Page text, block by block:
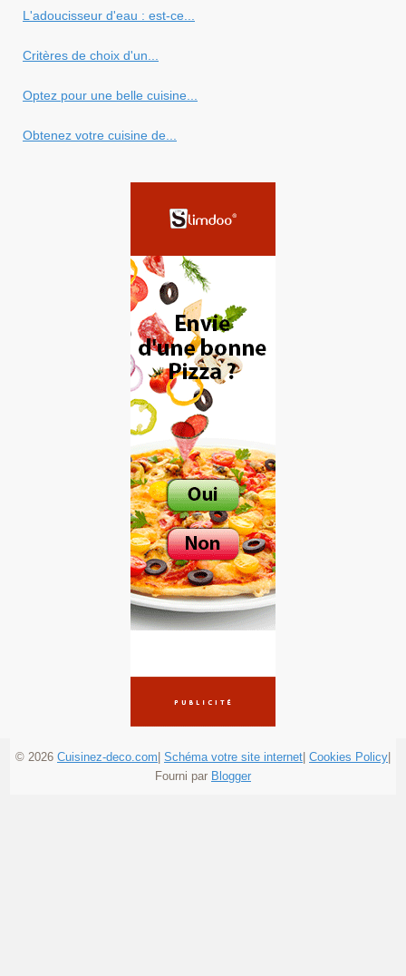
L'adoucisseur d'eau : est-ce...
Critères de choix d'un...
Optez pour une belle cuisine...
Obtenez votre cuisine de...
© 2026 Cuisinez-deco.com Schéma votre site internet Cookies Policy
Fourni par Blogger